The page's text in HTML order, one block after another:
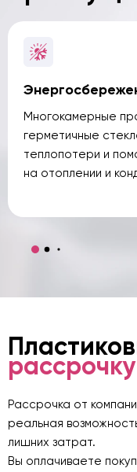
Многокамерные
герметичные
теплопотери и
на отоплении и
рассрочку
Рассрочка от
реальная
лишних затрат.
Вы оплачиваете